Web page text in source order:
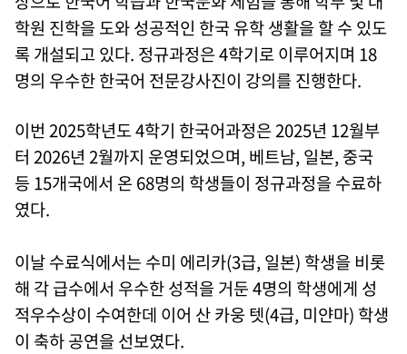
학원 진학을 도와 성공적인 한국 유학 생활을 할 수 있도
록 개설되고 있다. 정규과정은 4학기로 이루어지며 18
명의 우수한 한국어 전문강사진이 강의를 진행한다.
이번 2025학년도 4학기 한국어과정은 2025년 12월부
터 2026년 2월까지 운영되었으며, 베트남, 일본, 중국
등 15개국에서 온 68명의 학생들이 정규과정을 수료하
였다.
이날 수료식에서는 수미 에리카(3급, 일본) 학생을 비롯
해 각 급수에서 우수한 성적을 거둔 4명의 학생에게 성
적우수상이 수여한데 이어 산 카웅 텟(4급, 미얀마) 학생
이 축하 공연을 선보였다.